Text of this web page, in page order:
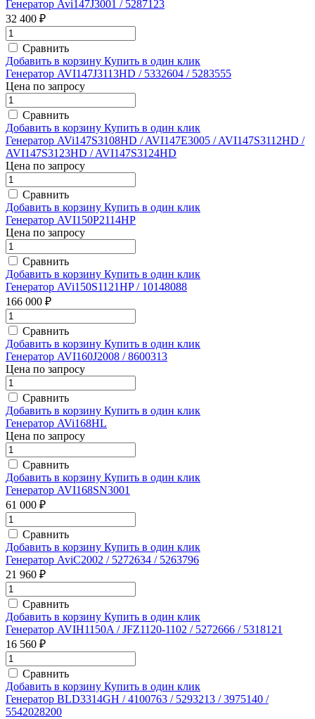
Генератор Avi147J3001 / 5287123
32 400 ₽
Сравнить
Добавить в корзину Купить в один клик
Генератор AVI147J3113HD / 5332604 / 5283555
Цена по запросу
Сравнить
Добавить в корзину Купить в один клик
Генератор AVi147S3108HD / AVI147E3005 / AVI147S3112HD /
AVI147S3123HD / AVI147S3124HD
Цена по запросу
Сравнить
Добавить в корзину Купить в один клик
Генератор AVI150P2114HP
Цена по запросу
Сравнить
Добавить в корзину Купить в один клик
Генератор AVi150S1121HP / 10148088
166 000 ₽
Сравнить
Добавить в корзину Купить в один клик
Генератор AVI160J2008 / 8600313
Цена по запросу
Сравнить
Добавить в корзину Купить в один клик
Генератор AVi168HL
Цена по запросу
Сравнить
Добавить в корзину Купить в один клик
Генератор AVI168SN3001
61 000 ₽
Сравнить
Добавить в корзину Купить в один клик
Генератор AviC2002 / 5272634 / 5263796
21 960 ₽
Сравнить
Добавить в корзину Купить в один клик
Генератор AVIH1150A / JFZ1120-1102 / 5272666 / 5318121
16 560 ₽
Сравнить
Добавить в корзину Купить в один клик
Генератор BLD3314GH / 4100763 / 5293213 / 3975140 /
5542028200